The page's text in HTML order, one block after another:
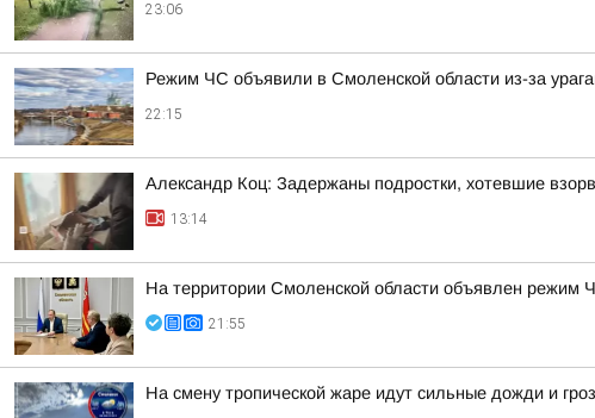
23:06
Режим ЧС объявили в Смоленской области из-за
22:15
Александр Коц: Задержаны подростки, хотевшие
13:14
На территории Смоленской области объявлен режим
21:55
На смену тропической жаре идут сильные дожди и